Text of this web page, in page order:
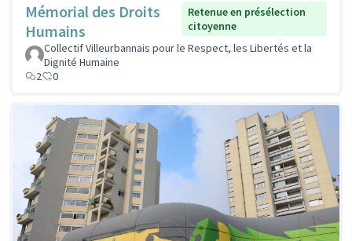
Mémorial des Droits
Humains
Retenue en présélection
citoyenne
Collectif Villeurbannais pour le Respect, les Libertés et la
Dignité Humaine
2
0